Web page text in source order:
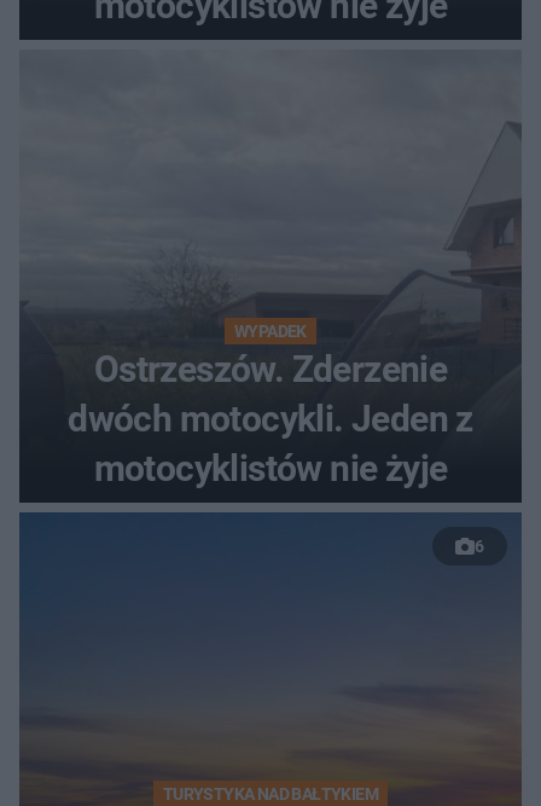
WYPADEK
Ostrzeszów. Zderzenie
dwóch motocykli. Jeden z
motocyklistów nie żyje
6
TURYSTYKA NAD BAŁTYKIEM